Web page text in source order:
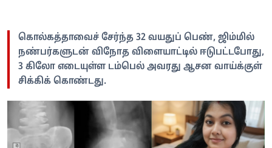
கொல்கத்தாவைச் சேர்ந்த 32 வயதுப் பெண், ஜிம்மில்
நண்பர்களுடன் விநோத விளையாட்டில் ஈடுபட்டபோது,
3 கிலோ எடையுள்ள டம்பெல் அவரது ஆசன வாய்க்குள்
சிக்கிக் கொண்டது.